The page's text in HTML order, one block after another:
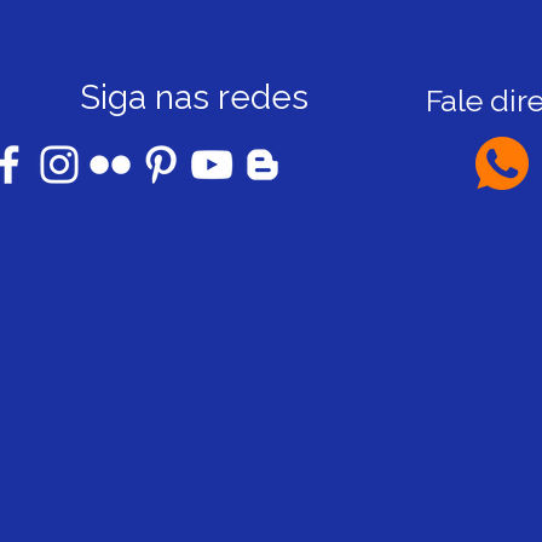
Siga nas redes Fale